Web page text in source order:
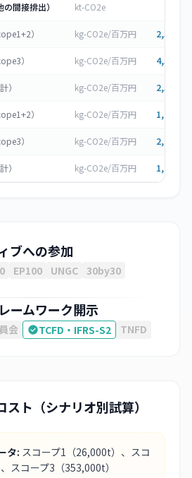
間接排出） kt-CO2e
） kg-CO2e/百万円
） kg-CO2e/百万円
） kg-CO2e/百万円
） kg-CO2e/百万円
） kg-CO2e/百万円
） kg-CO2e/百万円
ブへの参加
EP100 UNGC 30by30
ームワーク開示
会 TCFD・IFRS-S2 TNFD
ト（シナリオ別試算）
タ: スコープ1 （26,000t） 、スコ
、スコープ3 （353,000t）